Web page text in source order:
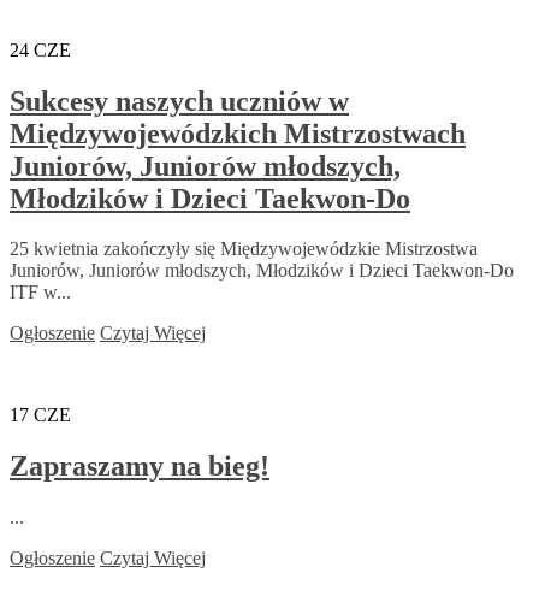
24 CZE
Sukcesy naszych uczniów w
Międzywojewódzkich Mistrzostwach
Juniorów, Juniorów młodszych,
Młodzików i Dzieci Taekwon-Do
25 kwietnia zakończyły się Międzywojewódzkie Mistrzostwa
Juniorów, Juniorów młodszych, Młodzików i Dzieci Taekwon-Do
ITF w...
Ogłoszenie Czytaj Więcej
17 CZE
Zapraszamy na bieg!
...
Ogłoszenie Czytaj Więcej